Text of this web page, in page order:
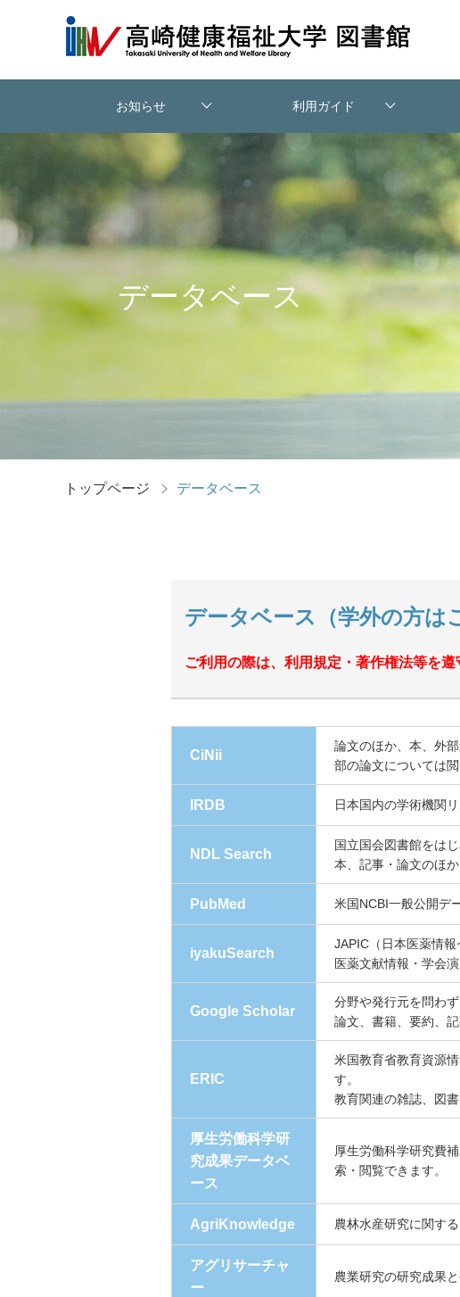
お知らせ 利用ガイド
利用案内
交通アクセス
相互利用 文献複
紹介状
図書館
データベース
トップページ データベース
データベース（学外の方は
ご利用の際は、利用規定・著作権法等を遵
CiNii
論文のほか、本、外
部の論文については
IRDB 日本国内の学術機関
NDL Search
国立国会図書館をは
本、記事・論文のほ
PubMed 米国NCBI一般公開デ
iyakuSearch
JAPIC（日本医薬情報
医薬文献情報・学会
Google Scholar
分野や発行元を問わ
論文、書籍、要約、
ERIC
米国教育省教育資源
す。
教育関連の雑誌、図
厚生労働科学研
究成果データベ
ース
厚生労働科学研究費
索・閲覧できます。
AgriKnowledge 農林水産研究に関す
アグリサーチャ
ー
農業研究の研究成果